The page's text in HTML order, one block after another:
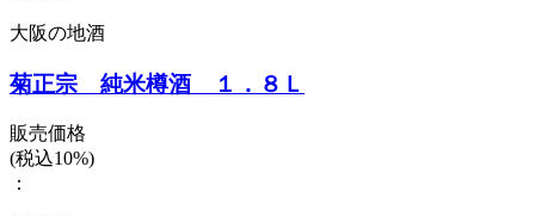
大阪の地酒
菊正宗 純米樽酒 １．８Ｌ
販売価格
(税込10%)
：